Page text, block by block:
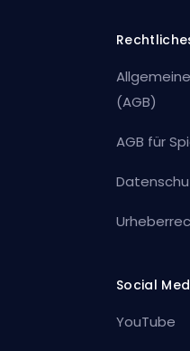
(AGB)
AGB für
Social
YouTube